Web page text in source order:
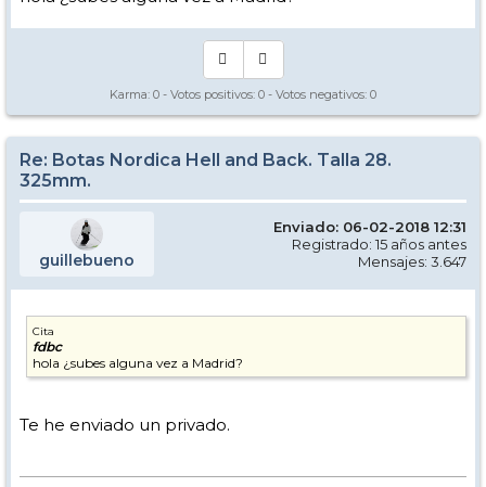
Karma: 0 - Votos positivos: 0 - Votos negativos: 0
Re: Botas Nordica Hell and Back. Talla 28.
325mm.
guillebueno
Enviado: 06-02-2018 12:31
Registrado: 15 años antes
Mensajes: 3.647
Cita
fdbc
hola ¿subes alguna vez a Madrid?
Te he enviado un privado.